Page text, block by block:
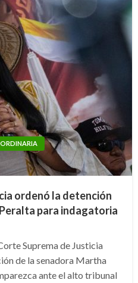
ordenó la detención
para indagatoria
Suprema de Justicia
de la senadora Martha
ante el alto tribunal